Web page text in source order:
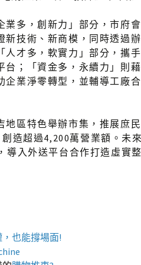
業多，創新力」部分，市府
技術、新商模，同時透過
人才多，軟實力」部分，攜
台；「資金多，永續力」則
企業淨零轉型，並輔導工廠
地區特色舉辦市集，推展庶
造超過4,200萬營業額。未
導入外送平台合作打造虛實
，也能撐場面!